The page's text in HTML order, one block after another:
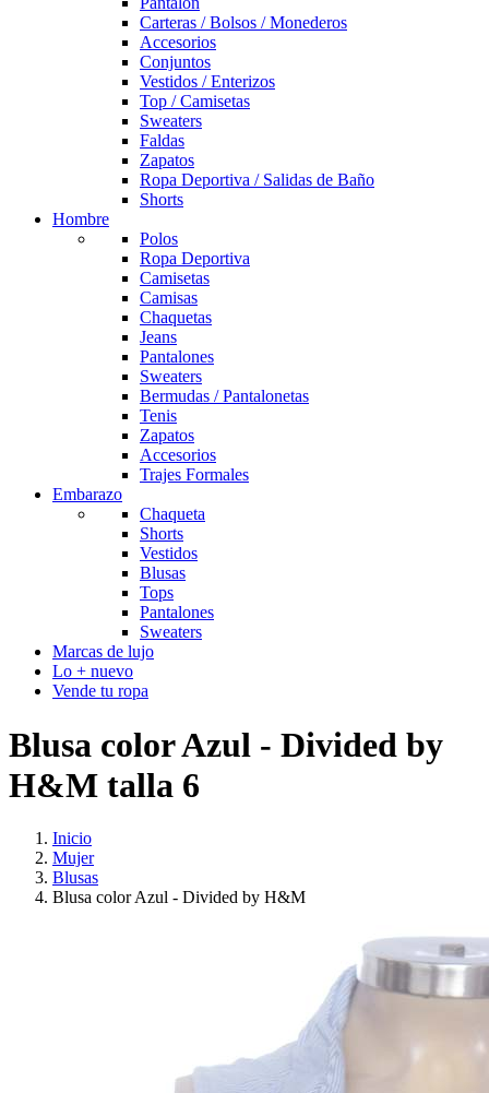
Carteras / Bolsos / Monederos
Accesorios
Conjuntos
Vestidos / Enterizos
Top / Camisetas
Sweaters
Faldas
Zapatos
Ropa Deportiva / Salidas de Baño
Shorts
Hombre
Polos
Ropa Deportiva
Camisetas
Camisas
Chaquetas
Jeans
Pantalones
Sweaters
Bermudas / Pantalonetas
Tenis
Zapatos
Accesorios
Trajes Formales
Embarazo
Chaqueta
Shorts
Vestidos
Blusas
Tops
Pantalones
Sweaters
Marcas de lujo
Lo + nuevo
Vende tu ropa
Blusa color Azul - Divided by
H&M talla 6
Inicio
Mujer
Blusas
Blusa color Azul - Divided by H&M